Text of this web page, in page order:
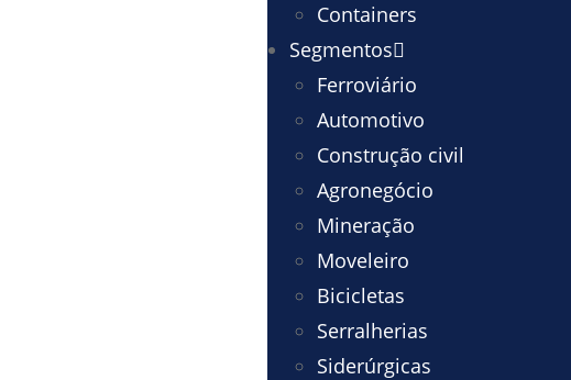
Containers
Segmentos
Ferroviário
Automotivo
Construção civil
Agronegócio
Mineração
Moveleiro
Bicicletas
Serralherias
Siderúrgicas